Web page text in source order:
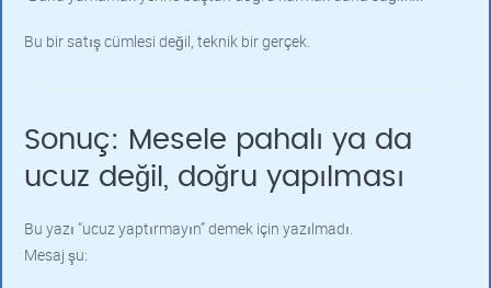
Bu bir satış cümlesi değil, teknik bir gerçek.
Sonuç: Mesele pahalı ya da
ucuz değil, doğru yapılması
Bu yazı “ucuz yaptırmayın” demek için yazılmadı.
Mesaj şu: